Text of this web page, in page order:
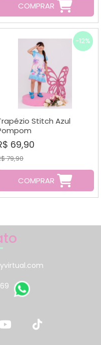
COMPRAR
-12%
Stitch Azul
69,90
79,90
COMPRAR